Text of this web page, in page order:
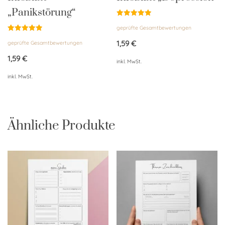
„Panikstörung“
mit
von 5
geprüfte Gesamtbewertungen
1,59€
inkl. MwSt.
mit
von 5
geprüfte Gesamtbewertungen
1,59€
inkl. MwSt.
Ähnliche Produkte